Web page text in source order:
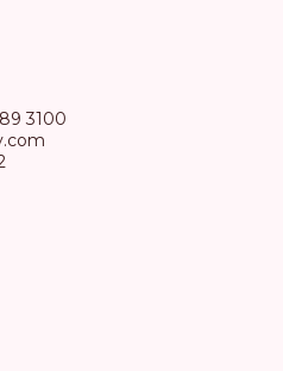
3100